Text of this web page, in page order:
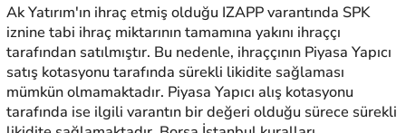
Ak Yatırım'ın ihraç etmiş olduğu IZAPP varantında SPK
iznine tabi ihraç miktarının tamamına yakını ihraççı
tarafından satılmıştır. Bu nedenle, ihraççının Piyasa Yapıcı
satış kotasyonu tarafında sürekli likidite sağlaması
mümkün olmamaktadır. Piyasa Yapıcı alış kotasyonu
tarafında ise ilgili varantın bir değeri olduğu sürece sürekli